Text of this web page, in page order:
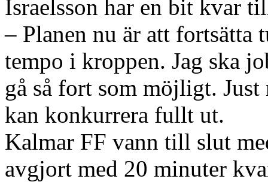
Israelsson har en bit kvar
– Planen nu är att fortsätta
tempo i kroppen. Jag ska
gå så fort som möjligt.
kan konkurrera fullt ut.
Kalmar FF vann till slut
avgjort med 20 minuter